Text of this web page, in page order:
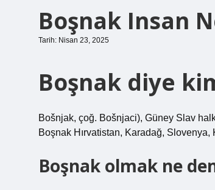
Boşnak Insan
Tarih: Nisan 23, 2025
Boşnak diye
Bošnjak, çoğ. Bošnjaci), Güney Slav
Boşnak Hırvatistan, Karadağ, Slovenya,
Boşnak olmak ne